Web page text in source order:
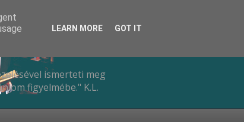
ismerteti meg
figyelmébe." K.L.
LEARN MORE GOT IT